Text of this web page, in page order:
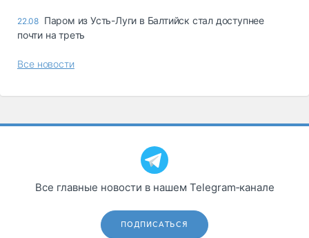
22.08 Паром из Усть-Луги в Балтийск стал доступнее
почти на треть
Все новости
Все главные новости в нашем Telegram‑канале
ПОДПИСАТЬСЯ